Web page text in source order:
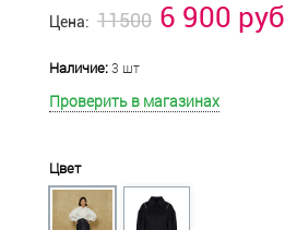
Цена: 11500 6 900 руб
Наличие:3 шт
Проверить в магазинах
Цвет